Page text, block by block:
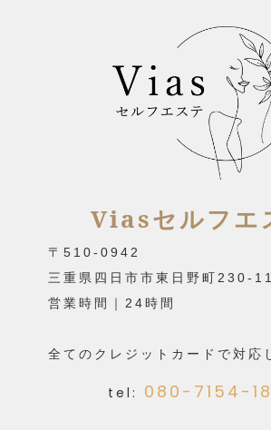
Viasセルフエ
〒510-0942
三重県四日市市東日野町230-11
営業時間｜24時間
全てのクレジットカードで対応
tel: 080-7154-